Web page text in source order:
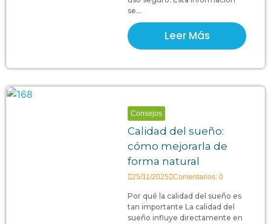
se...
Leer Más
Consejos
Calidad del sueño:
cómo mejorarla de
forma natural
25/11/2025 Comentarios: 0
Por qué la calidad del sueño es
tan importante La calidad del
sueño influye directamente en